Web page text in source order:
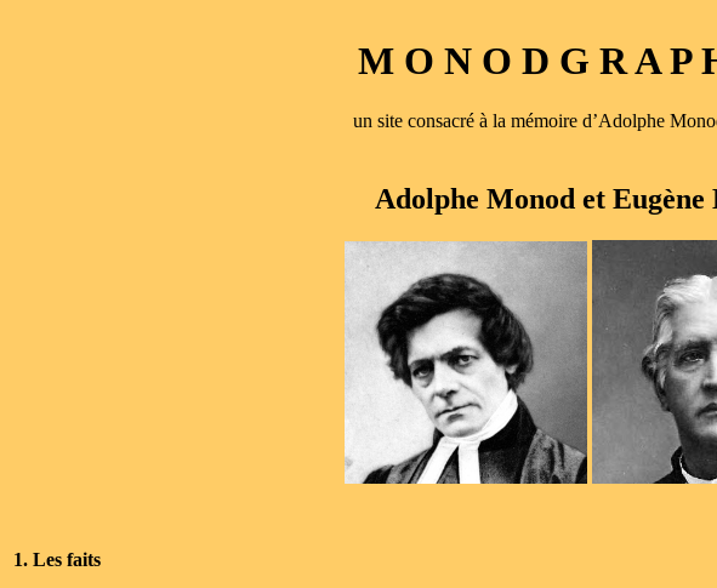
M O N O D G R A P
un site consacré à la mémoire d’Adolphe
Adolphe Monod et Eugène
1. Les faits